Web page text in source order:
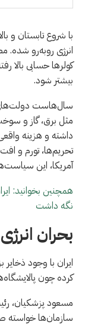
با شروع تابستان و
انرژی روبه‌رو شده.
کولرها حسابی بالا
بیشتر شود.
سال‌هاست دولت‌های
مثل برق، گاز و
داشته و هزینه
تحریم‌ها، تورم و
آمریکا، این
همچنین بخوانید:
نگه داشت
بحران
ایران با وجود
کرده چون
مسعود پزشکیان،
سازمان‌ها خواسته